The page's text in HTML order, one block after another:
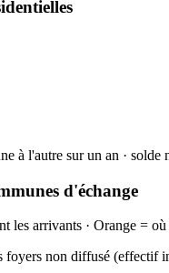
à l'autre sur un an · solde
d'échange
les arrivants · Orange =
foyers non diffusé (effectif